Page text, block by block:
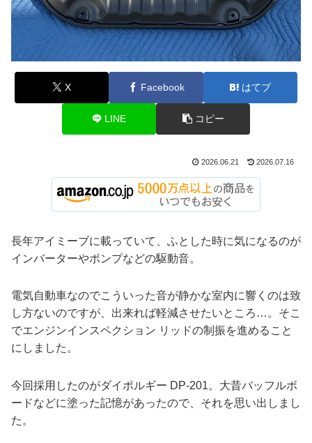
X Facebook はてブ
LINE コピー
2026.06.21 2026.07.16
長年アイミーブに載っていて、ふとした時に気になるのが
インバーターやポンプなどの駆動音。
電気自動車なのでこういった音が静かな室内に響くのは致
し方ないのですが、出来れば軽減させたいところ…。そこ
でエンジンインスペクション リッドの制振を進めること
にしました。
今回採用したのがダイポルギー DP-201。大昔バッフルボ
ードなどに塗った記憶があったので、それを思い出しまし
た。